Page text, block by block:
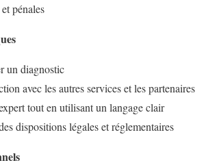
pénales
un diagnostic
avec les autres services et les partenaires
tout en utilisant un langage clair
dispositions légales et réglementaires